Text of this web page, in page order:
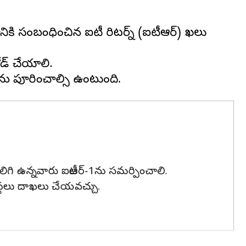
సంబంధించిన ఐటీ రిటర్న్ (ఐటీఆర్) దాఖలు
చేయాలి.
ఐటీఆర్-1ను సమర్పించాలి.
దాఖలు చేయవచ్చు.